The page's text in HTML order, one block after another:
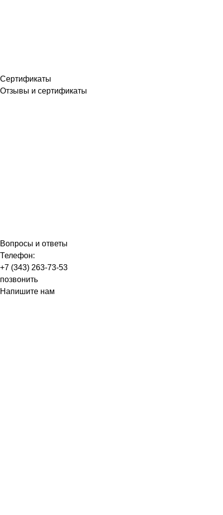
Сертификаты
Отзывы и сертификаты
Вопросы и ответы
Телефон:
+7 (343) 263-73-53
позвонить
Напишите нам